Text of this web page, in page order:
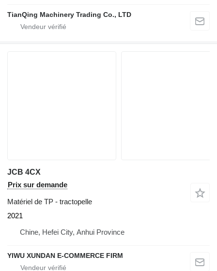
TianQing Machinery Trading Co., LTD
JCB 4CX
Prix sur demande
Matériel de TP - tractopelle
2021
Chine, Hefei City, Anhui Province
YIWU XUNDAN E-COMMERCE FIRM